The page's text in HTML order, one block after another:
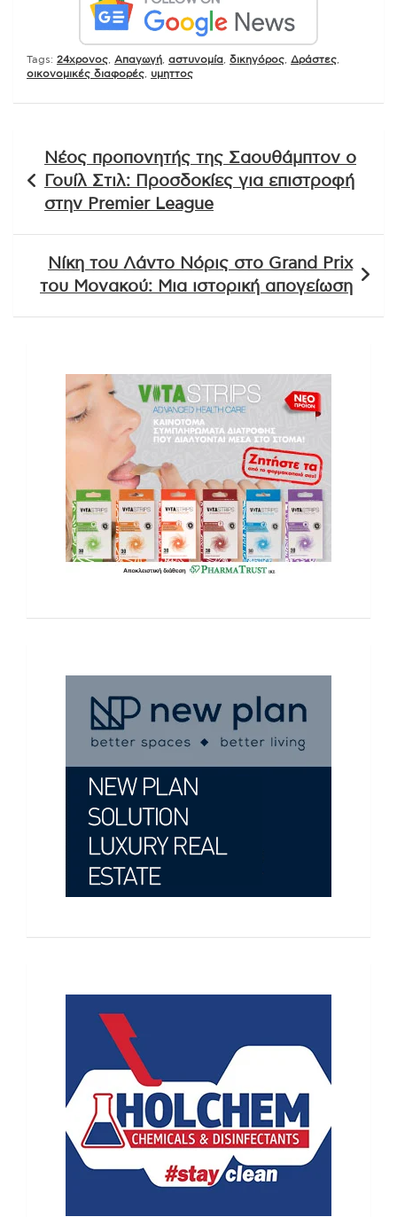
Tags: 24χρονος Απαγωγή αστυνομία δικηγόρος Δράστες
οικονομικές διαφορές
υμηττος
άρθρων
Νέος προπονητής της Σαουθάμπτον ο
Γουίλ Στιλ: Προσδοκίες για επιστροφή
στην Premier League
Νίκη του Λάντο Νόρις στο Grand Prix
του Μονακού: Μια ιστορική απογείωση